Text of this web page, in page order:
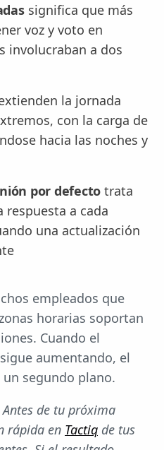
significa que más
voz y voto en
involucraban a dos
la jornada
con la carga de
hacia las noches y
por defecto trata
a cada
una actualización
empleados que
horarias soportan
Cuando el
aumentando, el
segundo plano.
Antes de tu próxima
rápida en Tactiq de tus